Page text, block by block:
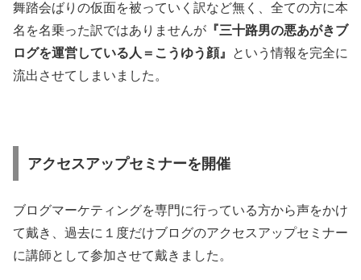
舞踏会ばりの仮面を被っていく訳など無く、全ての方に本
名を名乗った訳ではありませんが 『三十路男の悪あがきブ
ログを運営している人＝こうゆう顔』
という情報を完全に
流出させてしまいました。
アクセスアップセミナーを開催
ブログマーケティングを専門に行っている方から声をかけ
て戴き、過去に１度だけブログのアクセスアップセミナー
に講師として参加させて戴きました。